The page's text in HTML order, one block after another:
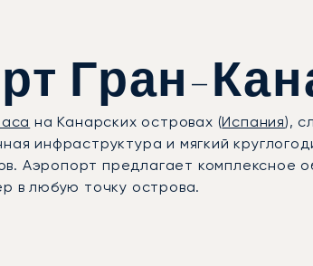
Гран-
на Канарских островах (Испания),
инфраструктура и мягкий
Аэропорт предлагает комплексное
в любую точку острова.